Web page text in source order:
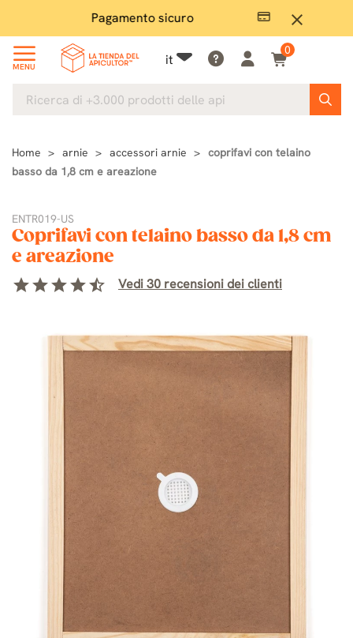
close
Pagamento sicuro
MENU it
0
Home arnie accessori arnie
coprifavi con telaino
basso da 1,8 cm e areazione
ENTR019-US
Coprifavi con telaino basso da 1,8 cm
e areazione
starstarstarstarstar_half Vedi 30 recensioni dei clienti